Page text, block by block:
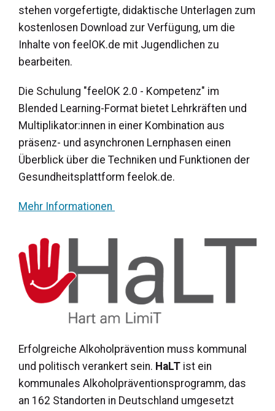
stehen vorgefertigte, didaktische Unterlagen zum
kostenlosen Download zur Verfügung, um die
Inhalte von feelOK.de mit Jugendlichen zu
bearbeiten.
Die Schulung "feelOK 2.0 - Kompetenz" im
Blended Learning-Format bietet Lehrkräften und
Multiplikator:innen in einer Kombination aus
präsenz- und asynchronen Lernphasen einen
Überblick über die Techniken und Funktionen der
Gesundheitsplattform feelok.de.
Mehr Informationen
Erfolgreiche Alkoholprävention muss kommunal
und politisch verankert sein. HaLT ist ein
kommunales Alkoholpräventionsprogramm, das
an 162 Standorten in Deutschland umgesetzt